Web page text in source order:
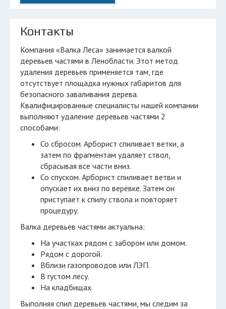
Контакты
Компания «Валка Леса» занимается валкой
деревьев частями в Ленобласти. Этот метод
удаления деревьев применяется там, где
отсутствует площадка нужных габаритов для
безопасного заваливания дерева.
Квалифицированные специалисты нашей компании
выполняют удаление деревьев частями 2
способами:
Со сбросом. Арборист спиливает ветки, а
затем по фрагментам удаляет ствол,
сбрасывая все части вниз.
Со спуском. Арборист спиливает ветви и
опускает их вниз по верёвке. Затем он
приступает к спилу ствола и повторяет
процедуру.
Валка деревьев частями актуальна:
На участках рядом с забором или домом.
Рядом с дорогой.
Вблизи газопроводов или ЛЭП.
В густом лесу.
На кладбищах.
Выполняя спил деревьев частями, мы следим за